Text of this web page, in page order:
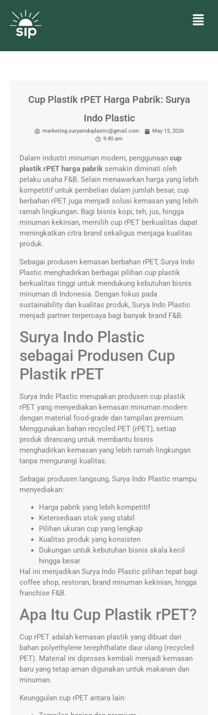
Cup Plastik rPET Harga Pabrik: Surya
Indo Plastic
marketing.suryaindoplastic@gmail.com
May 15, 2026
9:40 am
Dalam industri minuman modern, penggunaan cup
plastik rPET harga pabrik semakin diminati oleh
pelaku usaha F&B. Selain menawarkan harga yang lebih
kompetitif untuk pembelian dalam jumlah besar, cup
berbahan rPET juga menjadi solusi kemasan yang lebih
ramah lingkungan. Bagi bisnis kopi, teh, jus, hingga
minuman kekinian, memilih cup rPET berkualitas dapat
meningkatkan citra brand sekaligus menjaga kualitas
produk.
Sebagai produsen kemasan berbahan rPET, Surya Indo
Plastic menghadirkan berbagai pilihan cup plastik
berkualitas tinggi untuk mendukung kebutuhan bisnis
minuman di Indonesia. Dengan fokus pada
sustainability dan kualitas produk, Surya Indo Plastic
menjadi partner terpercaya bagi banyak brand F&B.
Surya Indo Plastic
sebagai Produsen Cup
Plastik rPET
Surya Indo Plastic merupakan produsen cup plastik
rPET yang menyediakan kemasan minuman modern
dengan material food-grade dan tampilan premium.
Menggunakan bahan recycled PET (rPET), setiap
produk dirancang untuk membantu bisnis
menghadirkan kemasan yang lebih ramah lingkungan
tanpa mengurangi kualitas.
Sebagai produsen langsung, Surya Indo Plastic mampu
menyediakan:
Harga pabrik yang lebih kompetitif
Ketersediaan stok yang stabil
Pilihan ukuran cup yang lengkap
Kualitas produk yang konsisten
Dukungan untuk kebutuhan bisnis skala kecil
hingga besar
Hal ini menjadikan Surya Indo Plastic pilihan tepat bagi
coffee shop, restoran, brand minuman kekinian, hingga
franchise F&B.
Apa Itu Cup Plastik rPET?
Cup rPET adalah kemasan plastik yang dibuat dari
bahan polyethylene terephthalate daur ulang (recycled
PET). Material ini diproses kembali menjadi kemasan
baru yang tetap aman digunakan untuk makanan dan
minuman.
Keunggulan cup rPET antara lain: